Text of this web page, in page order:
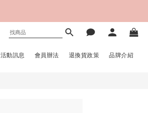
活動訊息 會員辦法 退換貨政策 品牌介紹